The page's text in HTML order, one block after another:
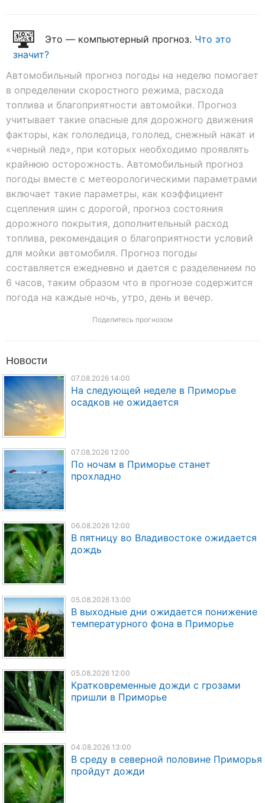
Это — компьютерный прогноз. Что это
значит?
Автомобильный прогноз погоды на неделю помогает
в определении скоростного режима, расхода
топлива и благоприятности автомойки. Прогноз
учитывает такие опасные для дорожного движения
факторы, как гололедица, гололед, снежный накат и
«черный лед», при которых необходимо проявлять
крайнюю осторожность. Автомобильный прогноз
погоды вместе с метеорологическими параметрами
включает такие параметры, как коэффициент
сцепления шин с дорогой, прогноз состояния
дорожного покрытия, дополнительный расход
топлива, рекомендация о благоприятности условий
для мойки автомобиля. Прогноз погоды
составляется ежедневно и дается с разделением по
6 часов, таким образом что в прогнозе содержится
погода на каждые ночь, утро, день и вечер.
Поделитесь прогнозом
Новости
07.08.2026 14:00
На следующей неделе в Приморье
осадков не ожидается
07.08.2026 12:00
По ночам в Приморье станет
прохладно
06.08.2026 12:00
В пятницу во Владивостоке ожидается
дождь
05.08.2026 13:00
В выходные дни ожидается понижение
температурного фона в Приморье
05.08.2026 12:00
Кратковременные дожди с грозами
пришли в Приморье
04.08.2026 13:00
В среду в северной половине Приморья
пройдут дожди